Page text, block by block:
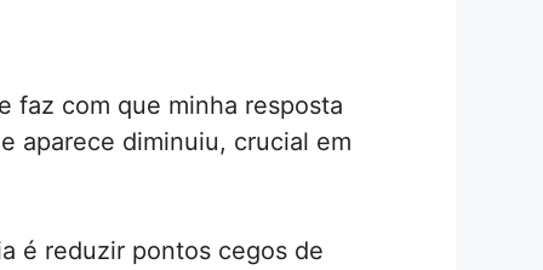
faz com que minha resposta
aparece diminuiu, crucial em
é reduzir pontos cegos de